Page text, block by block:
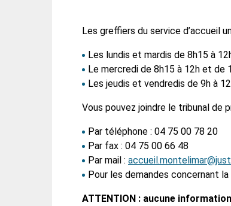
Les greffiers du service d’accueil
Les lundis et mardis de 8h15 à
Le mercredi de 8h15 à 12h et de
Les jeudis et vendredis de 9h à
Vous pouvez joindre le tribunal de
Par téléphone : 04 75 00 78 20
Par fax : 04 75 00 66 48
Par mail :
Pour les demandes concernant
ATTENTION : aucune